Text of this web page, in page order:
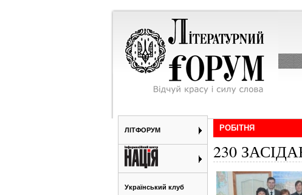
ЛІТФОРУМ
Український клуб
РОБІТНЯ
230